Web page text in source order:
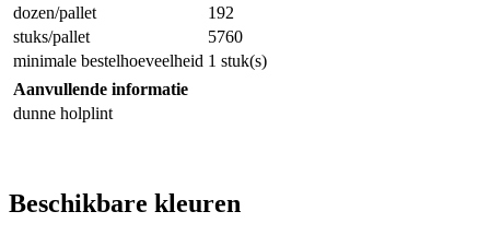
dozen/pallet
192
stuks/pallet
5760
minimale bestelhoeveelheid 1 stuk(s)
Aanvullende informatie
dunne holplint
Beschikbare kleuren